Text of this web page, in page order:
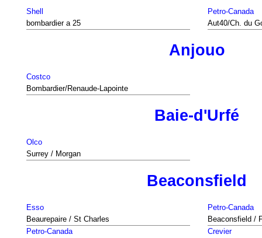
Shell
bombardier a 25
Petro-Canada
Aut40/Ch. du
Anjouo
Costco
Bombardier/Renaude-Lapointe
Baie-d'Urfé
Olco
Surrey / Morgan
Beaconsfield
Esso
Beaurepaire / St Charles
Petro-Canada
Beaconsfield /
Petro-Canada
Crevier